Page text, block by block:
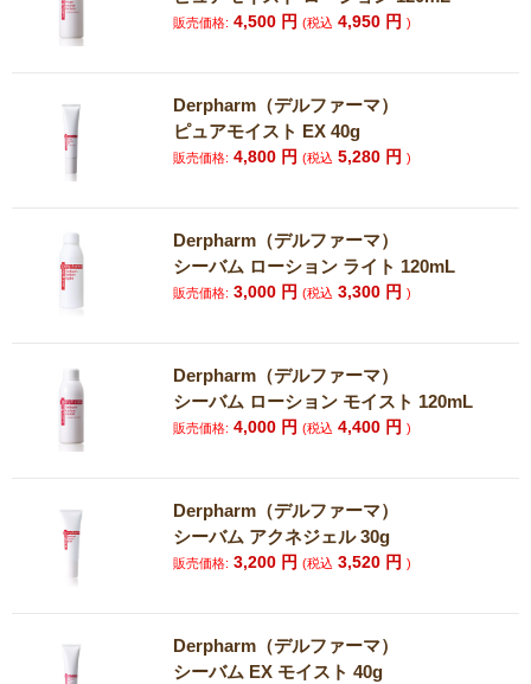
販売価格: 4,500 円(税込 4,950 円)
Derpharm（デルファーマ）
ピュアモイスト EX 40g
販売価格: 4,800 円(税込 5,280 円)
Derpharm（デルファーマ）
シーバム ローション ライト 120mL
販売価格: 3,000 円(税込 3,300 円)
Derpharm（デルファーマ）
シーバム ローション モイスト 120mL
販売価格: 4,000 円(税込 4,400 円)
Derpharm（デルファーマ）
シーバム アクネジェル 30g
販売価格: 3,200 円(税込 3,520 円)
Derpharm（デルファーマ）
シーバム EX モイスト 40g